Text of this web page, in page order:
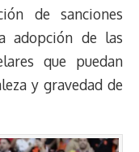
de sanciones
adopción de las
que puedan
y gravedad de